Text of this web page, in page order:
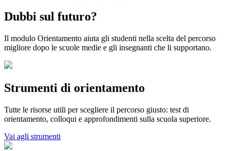
Dubbi sul futuro?
Il modulo Orientamento aiuta gli studenti nella scelta del percorso
migliore dopo le scuole medie e gli insegnanti che li supportano.
Strumenti di orientamento
Tutte le risorse utili per scegliere il percorso giusto: test di
orientamento, colloqui e approfondimenti sulla scuola superiore.
Vai agli strumenti